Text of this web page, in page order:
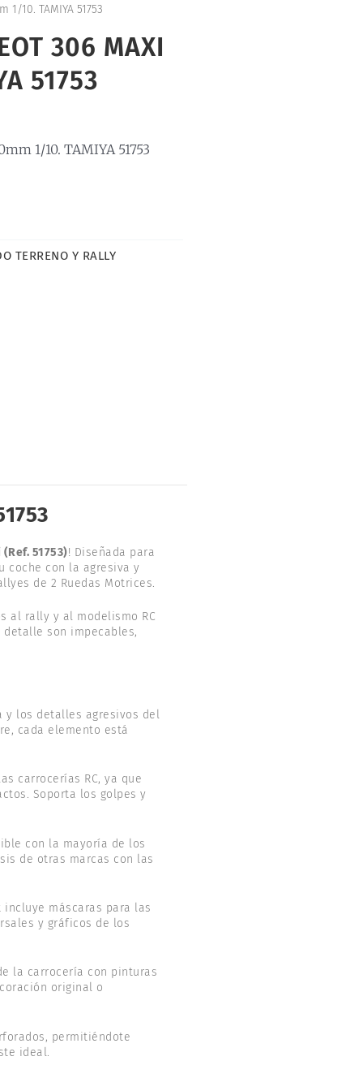
1/10. TAMIYA 51753
306 MAXI
51753
1/10. TAMIYA 51753
TERRENO Y RALLY
51753)! Diseñada para
coche con la agresiva y
de 2 Ruedas Motrices.
al rally y al modelismo RC
son impecables,
y los detalles agresivos del
cada elemento está
carrocerías RC, ya que
Soporta los golpes y
con la mayoría de los
de otras marcas con las
máscaras para las
y gráficos de los
la carrocería con pinturas
original o
permitiéndote
ideal.